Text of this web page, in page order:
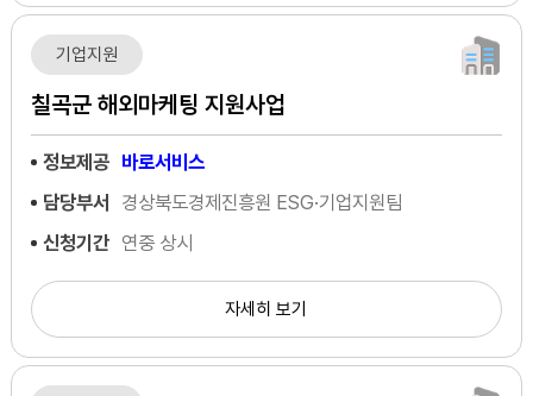
기업지원
칠곡군 해외마케팅 지원사업
정보제공 바로서비스
담당부서
경상북도경제진흥원 ESG·기업지원팀
신청기간 연중 상시
자세히 보기